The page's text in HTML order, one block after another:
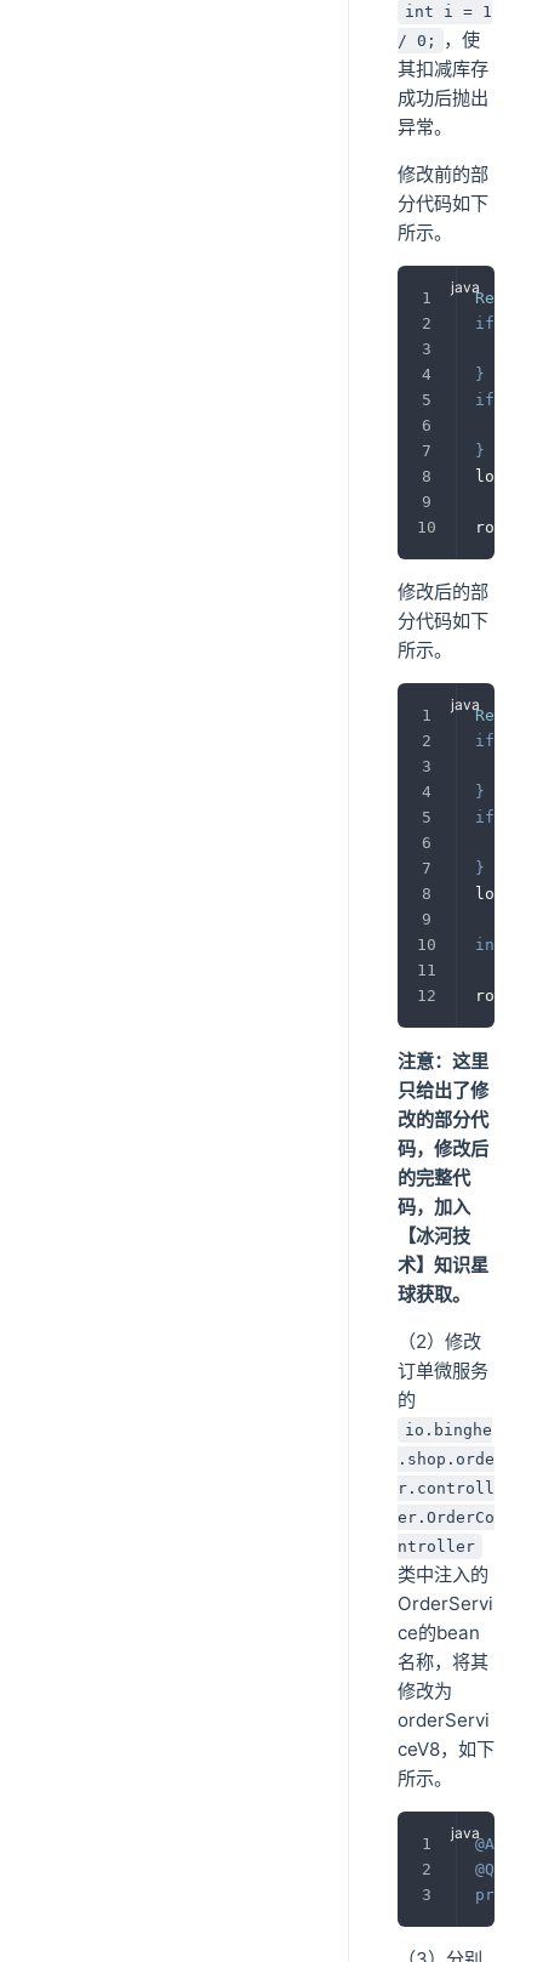
int i = 1
/ 0;
，使
其扣减库存
成功后抛出
异常。
修改前的部
分代码如下
所示。
Result
if
}
if
}
log
修改后的部
分代码如下
所示。
Result
if
}
if
}
log
int
注意：这里
只给出了修
改的部分代
码，修改后
的完整代
码，加入
【冰河技
术】知识星
球获取。
（2）修改
订单微服务
的
io.binghe
.shop.orde
r.controll
er.OrderCo
ntroller
类中注入的
OrderServi
ce的bean
名称，将其
修改为
orderServi
ceV8，如下
所示。
private